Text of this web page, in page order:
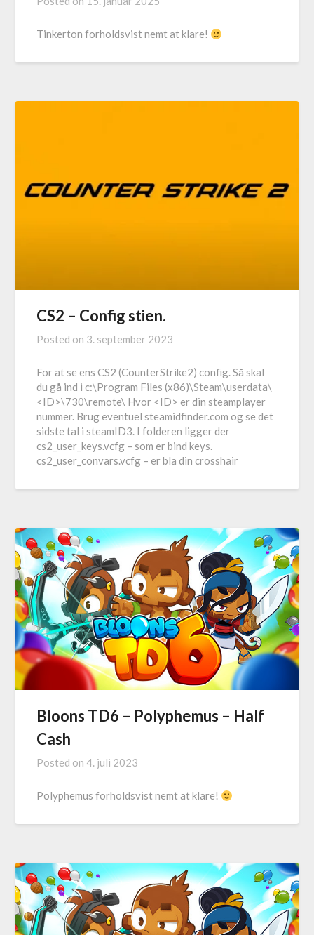
Tinkerton forholdsvist nemt at klare!
CS2 – Config stien.
Posted on 3. september 2023
For at se ens CS2 (CounterStrike2) config. Så skal
du gå ind i c:\Program Files (x86)\Steam\userdata\
<ID>\730\remote\ Hvor <ID> er din steamplayer
nummer. Brug eventuel steamidfinder.com og se det
sidste tal i steamID3. I folderen ligger der
cs2_user_keys.vcfg – som er bind keys.
cs2_user_convars.vcfg – er bla din crosshair
Bloons TD6 – Polyphemus – Half
Cash
Posted on4. juli 2023
Polyphemus forholdsvist nemt at klare!